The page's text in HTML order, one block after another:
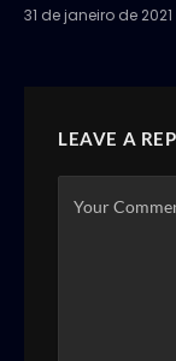
31 de janeiro de 2021
LEAVE A